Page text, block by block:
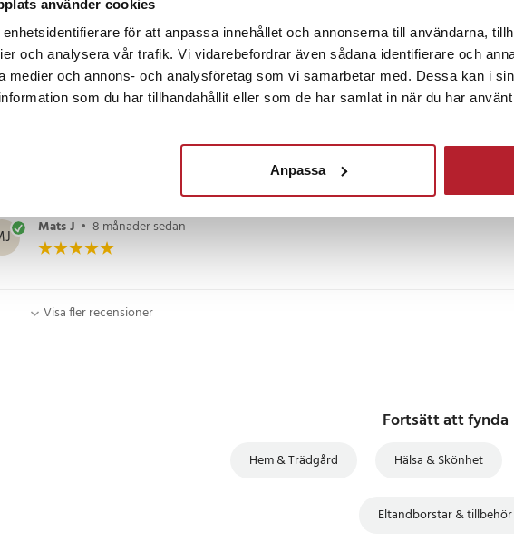
använder cookies
för att anpassa innehållet och annonserna till användarna,
och analysera vår trafik. Vi vidarebefordrar även sådana identifierare och
medier och annons- och analysföretag som vi samarbetar med. Dessa kan i
som du har tillhandahållit eller som de har samlat in när du har
Anpassa
Lätt att öppna, får plats med ett par borsthuvuden och en liten mängd tandkräm om
Översatt från finska •Visa original
Outi K• 1 år sedan
Mats J • 8 månader sedan
Visa fler recensioner
Fortsätt att fynda
Hem & Trädgård Hälsa & Skönhet
Eltandborstar & tillbehör